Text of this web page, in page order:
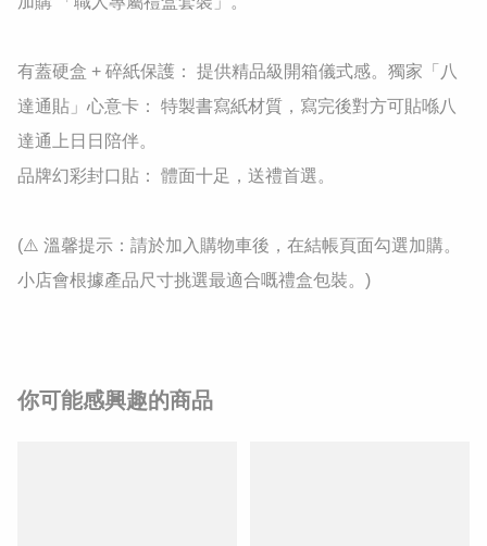
有蓋硬盒 + 碎紙保護： 提供精品級開箱儀式感。獨家「八
達通貼」心意卡： 特製書寫紙材質，寫完後對方可貼喺八
達通上日日陪伴。
品牌幻彩封口貼： 體面十足，送禮首選。
(⚠️ 溫馨提示：請於加入購物車後，在結帳頁面勾選加購。
小店會根據產品尺寸挑選最適合嘅禮盒包裝。)
你可能感興趣的商品